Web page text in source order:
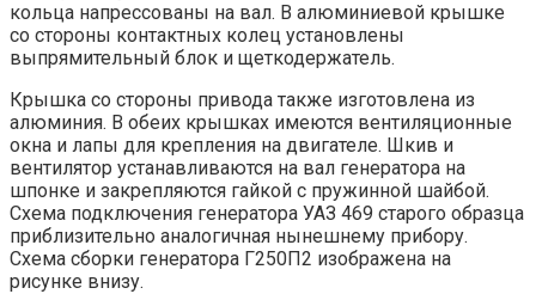
кольца напрессованы на вал. В алюминиевой крышке
со стороны контактных колец установлены
выпрямительный блок и щеткодержатель.
Крышка со стороны привода также изготовлена из
алюминия. В обеих крышках имеются вентиляционные
окна и лапы для крепления на двигателе. Шкив и
вентилятор устанавливаются на вал генератора на
шпонке и закрепляются гайкой с пружинной шайбой.
Схема подключения генератора УАЗ 469 старого образца
приблизительно аналогичная нынешнему прибору.
Схема сборки генератора Г250П2 изображена на
рисунке внизу.